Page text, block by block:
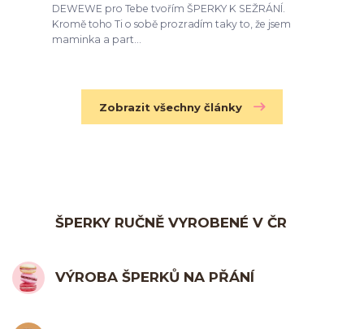
DEWEWE pro Tebe tvořím ŠPERKY K SEŽRÁNÍ.
Kromě toho Ti o sobě prozradím taky to, že jsem
maminka a part...
Zobrazit všechny články
ŠPERKY RUČNĚ VYROBENÉ V ČR
VÝROBA ŠPERKŮ NA PŘÁNÍ